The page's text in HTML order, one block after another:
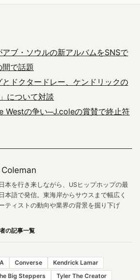
ブ・ソウルの新アルバムをSNSで
で話題
とドクタードレー、ケンドリックの
について対談
Westの争い─J.coleの賞賛で終止符
本を行き来しながら、USヒップホップの最
本語で発信。東海岸からサウスまで幅広く
ティストの動向や業界の背景を掘り下げ
の記事一覧
Converse
Kendrick Lamar
Big Steppers
Tyler The Creator